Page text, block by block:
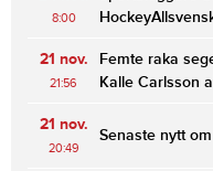
8:00
21 nov.
21:56
Femte raka
Kalle Carlsson
21 nov.
20:49
Senaste nytt